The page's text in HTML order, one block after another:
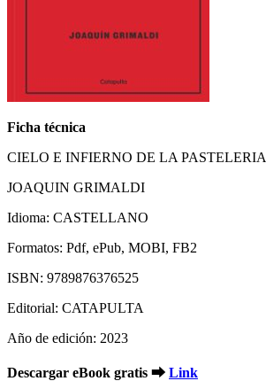
Ficha técnica
CIELO E INFIERNO DE LA PASTELERIA
JOAQUIN GRIMALDI
Idioma: CASTELLANO
Formatos: Pdf, ePub, MOBI, FB2
ISBN: 9789876376525
Editorial: CATAPULTA
Año de edición: 2023
Descargar eBook gratis ➡ Link